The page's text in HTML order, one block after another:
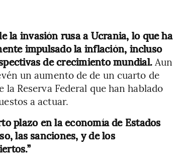
la invasión rusa a Ucrania, lo que ha
impulsado la inflación, incluso
de crecimiento mundial. Aun
un aumento de de un cuarto de
Reserva Federal que han hablado
a actuar.
plazo en la economía de Estados
las sanciones, y de los